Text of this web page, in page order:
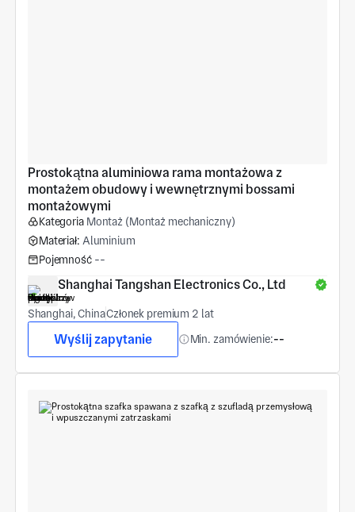
Prostokątna aluminiowa rama montażowa z
montażem obudowy i wewnętrznymi bossami
montażowymi
Kategoria Montaż (Montaż mechaniczny)
Materiał: Aluminium
Pojemność --
Shanghai Tangshan Electronics Co., Ltd
Shanghai, ChinaCzłonek premium 2 lat
Wyślij zapytanie Min. zamówienie:--